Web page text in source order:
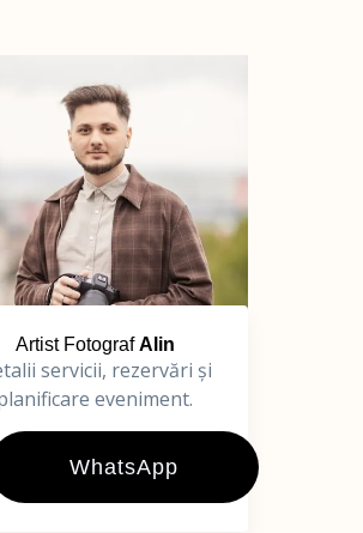
Artist FotografAlin
servicii, rezervări și
eveniment.
WhatsApp